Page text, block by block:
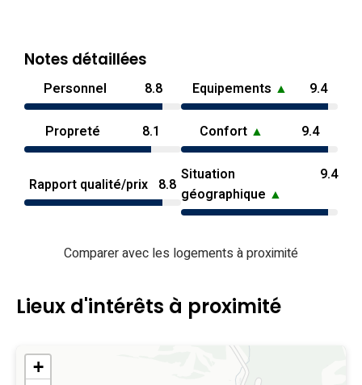
Notes détaillées
Personnel 8.8 Equipements ▲ 9.4
Propreté 8.1 Confort ▲ 9.4
Rapport qualité/prix 8.8
Situation
géographique ▲
9.4
Comparer avec les logements à proximité
Lieux d'intérêts à proximité
+